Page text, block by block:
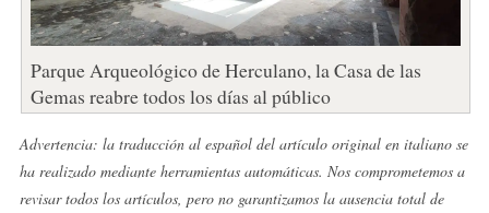
Parque Arqueológico de Herculano, la Casa de las
Gemas reabre todos los días al público
Advertencia: la traducción al español del artículo original en italiano se
ha realizado mediante herramientas automáticas. Nos comprometemos a
revisar todos los artículos, pero no garantizamos la ausencia total de